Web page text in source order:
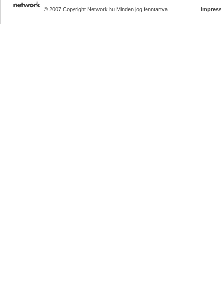
© 2007 Copyright Network.hu Minden jog fenntartva.